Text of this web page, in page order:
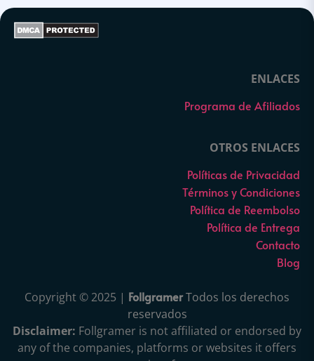
ENLACES
Programa de Afiliados
OTROS ENLACES
Políticas de Privacidad
Términos y Condiciones
Política de Reembolso
Política de Entrega
Contacto
Blog
Copyright © 2025 | FollgramerTodos los derechos
reservados
Disclaimer: Follgramer is not affiliated or endorsed by
any of the companies, platforms or websites it offers